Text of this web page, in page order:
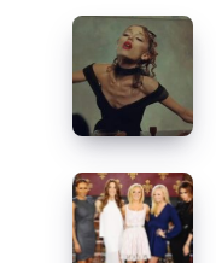
Ariana
Grande
si
prende
una
pausa,
fan
preoccupati
Spice
Girls,
cosa